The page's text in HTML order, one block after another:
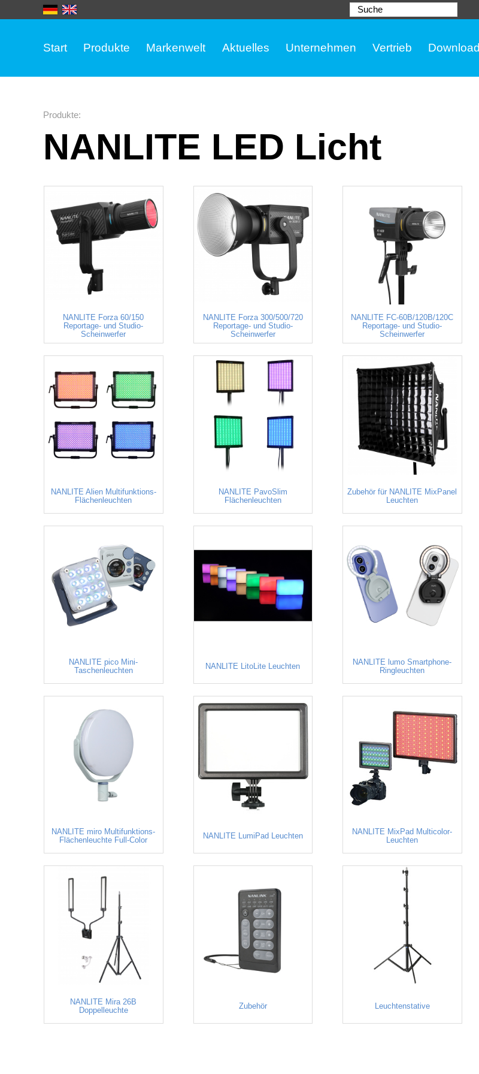
Suche
Start Produkte Markenwelt Aktuelles Unternehmen Vertrieb Download
Produkte:
NANLITE LED Licht
NANLITE Forza 60/150
Reportage- und Studio-
Scheinwerfer
NANLITE Forza 300/500/720
Reportage- und Studio-
Scheinwerfer
NANLITE FC-60B/120B/120C
Reportage- und Studio-
Scheinwerfer
NANLITE Alien Multifunktions-
Flächenleuchten
NANLITE PavoSlim
Flächenleuchten
Zubehör für NANLITE MixPanel
Leuchten
NANLITE pico Mini-
Taschenleuchten
NANLITE LitoLite Leuchten
NANLITE lumo Smartphone-
Ringleuchten
NANLITE miro Multifunktions-
Flächenleuchte Full-Color
NANLITE LumiPad Leuchten
NANLITE MixPad Multicolor-
Leuchten
NANLITE Mira 26B
Doppelleuchte
Zubehör Leuchtenstative